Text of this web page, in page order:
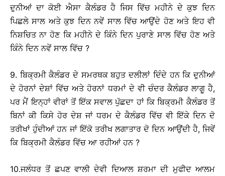
ਦੁਨੀਆਂ ਦਾ ਕੋਈ ਐਸਾ ਕੈਲੰਡਰ ਹੈ ਜਿਸ ਵਿੱਚ ਮਹੀਨੇ ਦੇ ਕੁਝ ਦਿਨ
ਪਿਛਲੇ ਸਾਲ ਅਤੇ ਕੁਝ ਦਿਨ ਨਵੇਂ ਸਾਲ ਵਿੱਚ ਆਉਂਦੇ ਹੋਣ ਅਤੇ ਇਹ ਵੀ
ਨਿਸ਼ਚਿਤ ਨਾ ਹੋਣ ਕਿ ਮਹੀਨੇ ਦੇ ਕਿੰਨੇ ਦਿਨ ਪੁਰਾਣੇ ਸਾਲ ਵਿੱਚ ਹੋਣ ਅਤੇ
ਕਿੰਨੇ ਦਿਨ ਨਵੇਂ ਸਾਲ ਵਿੱਚ ?
9. ਬਿਕ੍ਰਮੀ ਕੈਲੰਡਰ ਦੇ ਸਮਰਥਕ ਬਹੁਤ ਦਲੀਲਾਂ ਦਿੰਦੇ ਹਨ ਕਿ ਦੁਨੀਆਂ
ਦੇ ਹੋਰਨਾਂ ਦੇਸ਼ਾਂ ਵਿੱਚ ਅਤੇ ਹੋਰਨਾਂ ਧਰਮਾਂ ਦੇ ਵੀ ਚੰਦਰ ਕੈਲੰਡਰ ਲਾਗੂ ਹੈ,
ਪਰ ਮੈਂ ਇਨ੍ਹਾਂ ਵੀਰਾਂ ਤੋਂ ਇੱਕ ਸਵਾਲ ਪੁੱਛਦਾ ਹਾਂ ਕਿ ਬਿਕ੍ਰਮੀ ਕੈਲੰਡਰ ਤੋਂ
ਬਿਨਾਂ ਕੀ ਕਿਸੇ ਹੋਰ ਦੇਸ਼ ਜਾਂ ਧਰਮ ਦੇ ਕੈਲੰਡਰ ਵਿੱਚ ਵੀ ਇੱਕੇ ਦਿਨ ਦੋ
ਤਰੀਖਾਂ ਹੁੰਦੀਆਂ ਹਨ ਜਾਂ ਇੱਕੋ ਤਰੀਖ ਲਗਾਤਾਰ ਦੋ ਦਿਨ ਆਉਂਦੀ ਹੈ, ਜਿਵੇਂ
ਕਿ ਬਿਕ੍ਰਮੀ ਕੈਲੰਡਰ ਵਿੱਚ ਆ ਰਹੀਆਂ ਹਨ ?
10.ਜਲੰਧਰ ਤੋਂ ਛਪਣ ਵਾਲੀ ਦੇਵੀ ਦਿਆਲ ਸ਼ਰਮਾ ਦੀ ਮੁਫੀਦ ਆਲਮ